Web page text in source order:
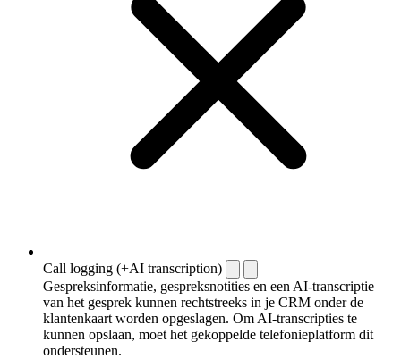
Call logging (+AI transcription)
Gespreksinformatie, gespreksnotities en een AI-transcriptie
van het gesprek kunnen rechtstreeks in je CRM onder de
klantenkaart worden opgeslagen. Om AI-transcripties te
kunnen opslaan, moet het gekoppelde telefonieplatform dit
ondersteunen.